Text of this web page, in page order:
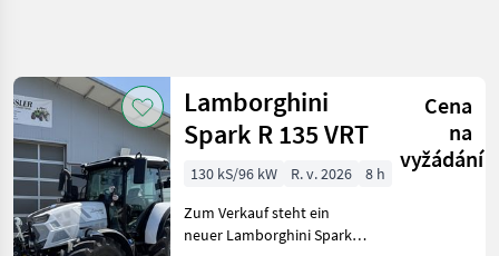
Kategorie 4 Země Filtry
AKTUÁLNÍ
CESTA
poľnohospodárska
technika
Obnovit
Zobrazit
93
výsledků
Lamborghini
Spark R 135 VRT
Cena
na
vyžádání
130 kS/96 kW R. v. 2026
8 h
Zum Verkauf steht ein
neuer Lamborghini Spark